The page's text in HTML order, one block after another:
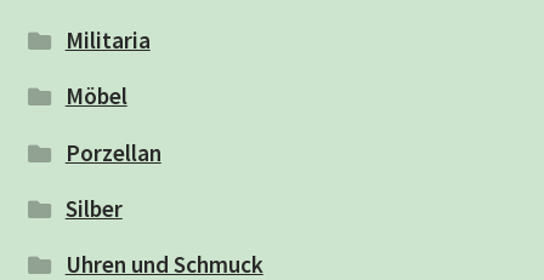
Militaria
Möbel
Porzellan
Silber
Uhren und Schmuck